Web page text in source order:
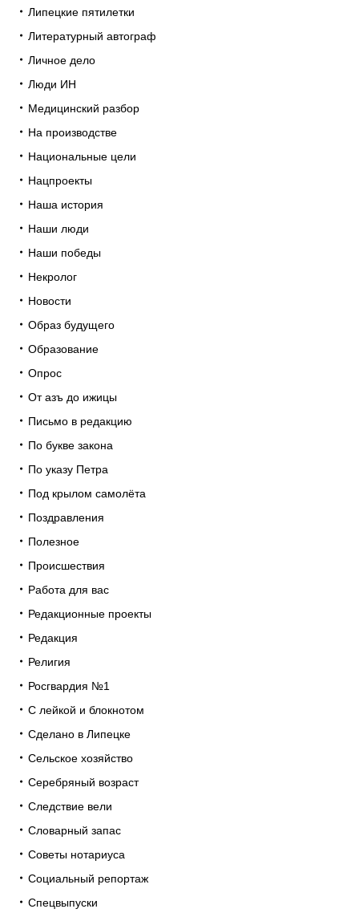
Липецкие пятилетки
Литературный автограф
Личное дело
Люди ИН
Медицинский разбор
На производстве
Национальные цели
Нацпроекты
Наша история
Наши люди
Наши победы
Некролог
Новости
Образ будущего
Образование
Опрос
От азъ до ижицы
Письмо в редакцию
По букве закона
По указу Петра
Под крылом самолёта
Поздравления
Полезное
Происшествия
Работа для вас
Редакционные проекты
Редакция
Религия
Росгвардия №1
С лейкой и блокнотом
Сделано в Липецке
Сельское хозяйство
Серебряный возраст
Следствие вели
Словарный запас
Советы нотариуса
Социальный репортаж
Спецвыпуски